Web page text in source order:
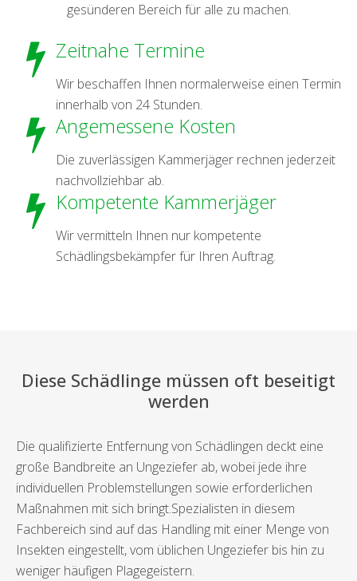
gesünderen Bereich für alle zu machen.
Zeitnahe Termine
Wir beschaffen Ihnen normalerweise einen Termin
innerhalb von 24 Stunden.
Angemessene Kosten
Die zuverlässigen Kammerjäger rechnen jederzeit
nachvollziehbar ab.
Kompetente Kammerjäger
Wir vermitteln Ihnen nur kompetente
Schädlingsbekämpfer für Ihren Auftrag.
Diese Schädlinge müssen oft beseitigt
werden
Die qualifizierte Entfernung von Schädlingen deckt eine
große Bandbreite an Ungeziefer ab, wobei jede ihre
individuellen Problemstellungen sowie erforderlichen
Maßnahmen mit sich bringt.Spezialisten in diesem
Fachbereich sind auf das Handling mit einer Menge von
Insekten eingestellt, vom üblichen Ungeziefer bis hin zu
weniger häufigen Plagegeistern.